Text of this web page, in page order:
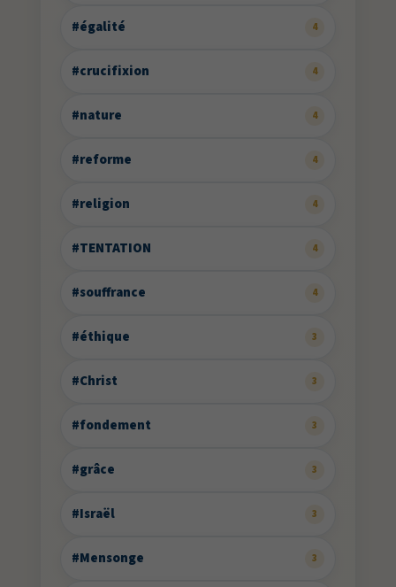
#égalité 4
#crucifixion 4
#nature 4
#reforme 4
#religion 4
#TENTATION 4
#souffrance 4
#éthique 3
#Christ 3
#fondement 3
#grâce 3
#Israël 3
#Mensonge 3